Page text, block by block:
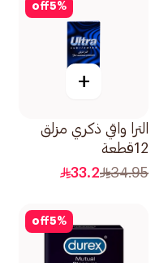
5%
off
+
الترا واقي ذكري مزلق
12قطعة
34.95
33.2
5%
off